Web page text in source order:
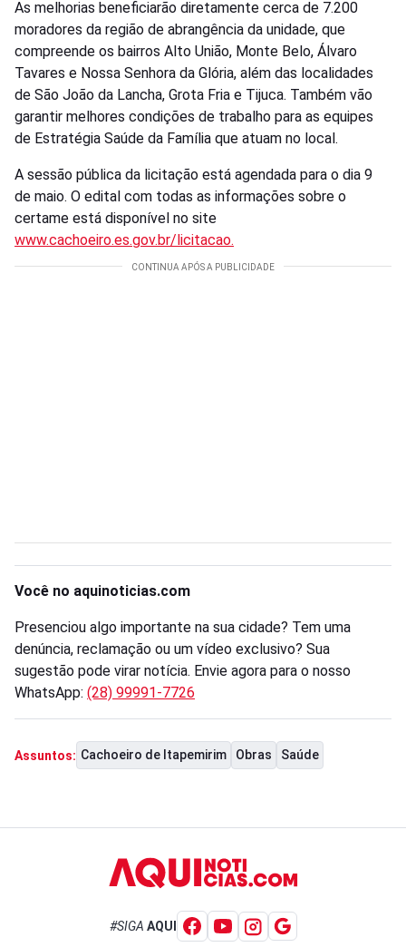
As melhorias beneficiarão diretamente cerca de 7.200
moradores da região de abrangência da unidade, que
compreende os bairros Alto União, Monte Belo, Álvaro
Tavares e Nossa Senhora da Glória, além das localidades
de São João da Lancha, Grota Fria e Tijuca. Também vão
garantir melhores condições de trabalho para as equipes
de Estratégia Saúde da Família que atuam no local.
A sessão pública da licitação está agendada para o dia 9
de maio. O edital com todas as informações sobre o
certame está disponível no site
www.cachoeiro.es.gov.br/licitacao.
Você no aquinoticias.com
Presenciou algo importante na sua cidade? Tem uma
denúncia, reclamação ou um vídeo exclusivo? Sua
sugestão pode virar notícia. Envie agora para o nosso
WhatsApp: (28) 99991-7726
Assuntos: Cachoeiro de Itapemirim Obras Saúde
#SIGA AQUI